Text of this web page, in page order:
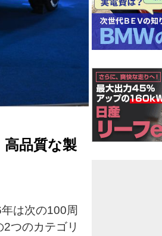
品質な製
は次の100周
つのカテゴリ